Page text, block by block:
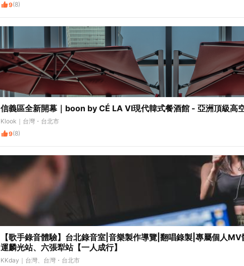
9(8)
信義區全新開幕｜boon by CÉ LA VI現代韓式餐酒館 - 亞洲頂級高
Klook ｜台灣・台北市
9(8)
【歌手錄音體驗】台北錄音室|音樂製作導覽|翻唱錄製|專屬個人
運麟光站、六張犁站【一人成行】
KKday ｜台灣、台灣・台北市